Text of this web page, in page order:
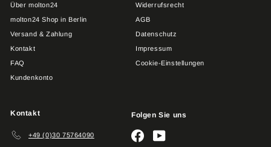
Über molton24
molton24 Shop in Berlin
Versand & Zahlung
Kontakt
FAQ
Kundenkonto
Widerrufsrecht
AGB
Datenschutz
Impressum
Cookie-Einstellungen
Kontakt
+49 (0)30 75764090
Folgen Sie uns
FacebookYouTube